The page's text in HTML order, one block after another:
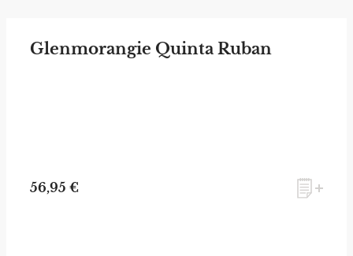
Glenmorangie Quinta Ruban
56,95 €